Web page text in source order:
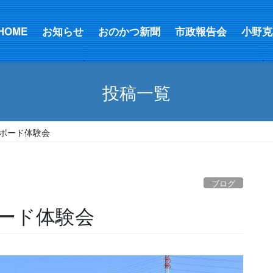
お知らせ おのかつ新聞 市政報告会 小野
投稿一覧
ード体験会
ブログ
ド体験会